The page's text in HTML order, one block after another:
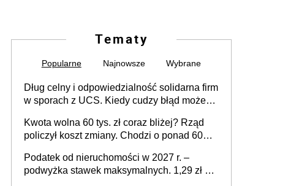
Tematy
Popularne Najnowsze Wybrane
Dług celny i odpowiedzialność solidarna firm
w sporach z UCS. Kiedy cudzy błąd może
Kwota wolna 60 tys. zł coraz bliżej? Rząd
policzył koszt zmiany. Chodzi o ponad 60
Podatek od nieruchomości w 2027 r. –
podwyżka stawek maksymalnych. 1,29 zł za